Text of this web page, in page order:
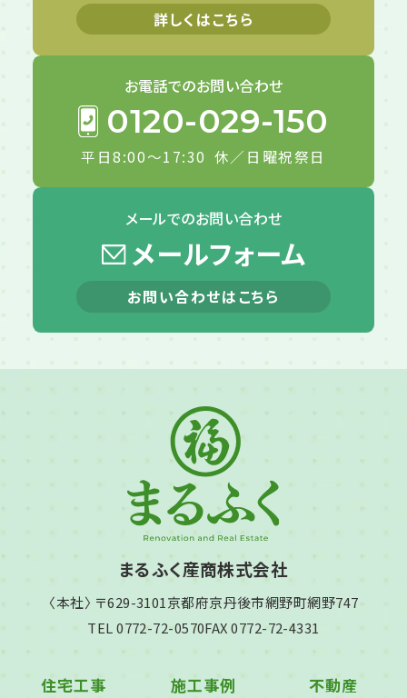
詳しくはこちら
お電話でのお問い合わせ
0120-029-150
平日8:00～17:30 休／日曜祝祭日
メールでのお問い合わせ
メールフォーム
お問い合わせはこちら
まるふく産商株式会社
〈本社〉 〒629-3101京都府京丹後市網野町網野747
TEL 0772-72-0570FAX 0772-72-4331
住宅工事 施工事例 不動産